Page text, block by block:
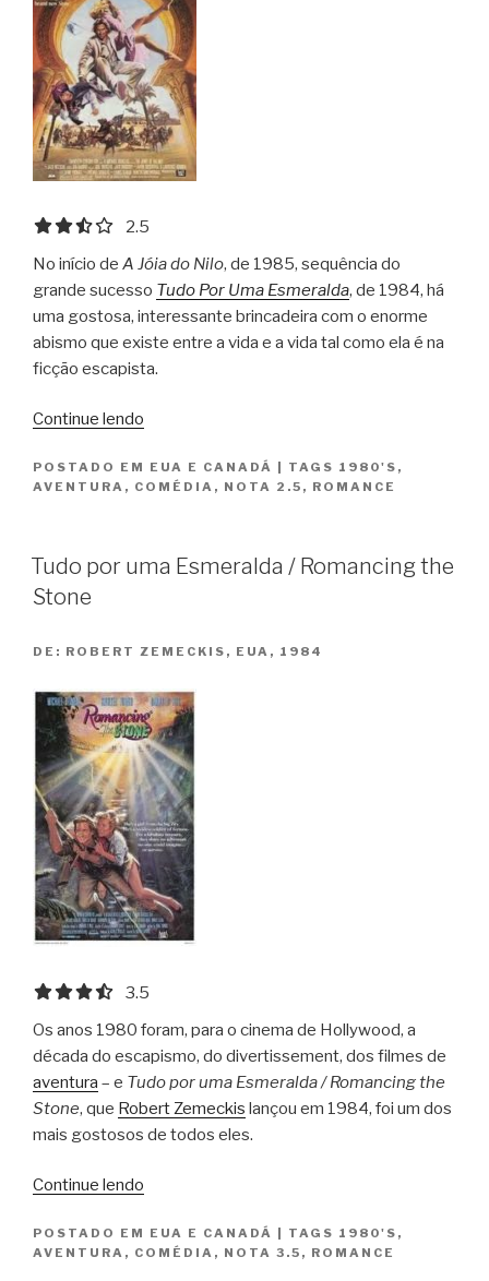
2.5 out of 5.0 stars
2.5
No início de A Jóia do Nilo, de 1985, sequência do
grande sucesso Tudo Por Uma Esmeralda, de 1984, há
uma gostosa, interessante brincadeira com o enorme
abismo que existe entre a vida e a vida tal como ela é na
ficção escapista.
Continue lendo
do
Nilo
Jewel
Nile”
POSTADO EM EUA E CANADÁ | TAGS 1980'S ,
AVENTURA , COMÉDIA , NOTA 2.5 , ROMANCE
Tudo por uma Esmeralda / Romancing the
Stone
DE: ROBERT ZEMECKIS, EUA, 1984
3.5 out of 5.0 stars
3.5
Os anos 1980 foram, para o cinema de Hollywood, a
década do escapismo, do divertissement, dos filmes de
aventura – e Tudo por uma Esmeralda / Romancing the
Stone, que Robert Zemeckis lançou em 1984, foi um dos
mais gostosos de todos eles.
Continue lendo
uma
Esmeralda
POSTADO EM EUA E CANADÁ | TAGS 1980'S ,
AVENTURA , COMÉDIA , NOTA 3.5 , ROMANCE